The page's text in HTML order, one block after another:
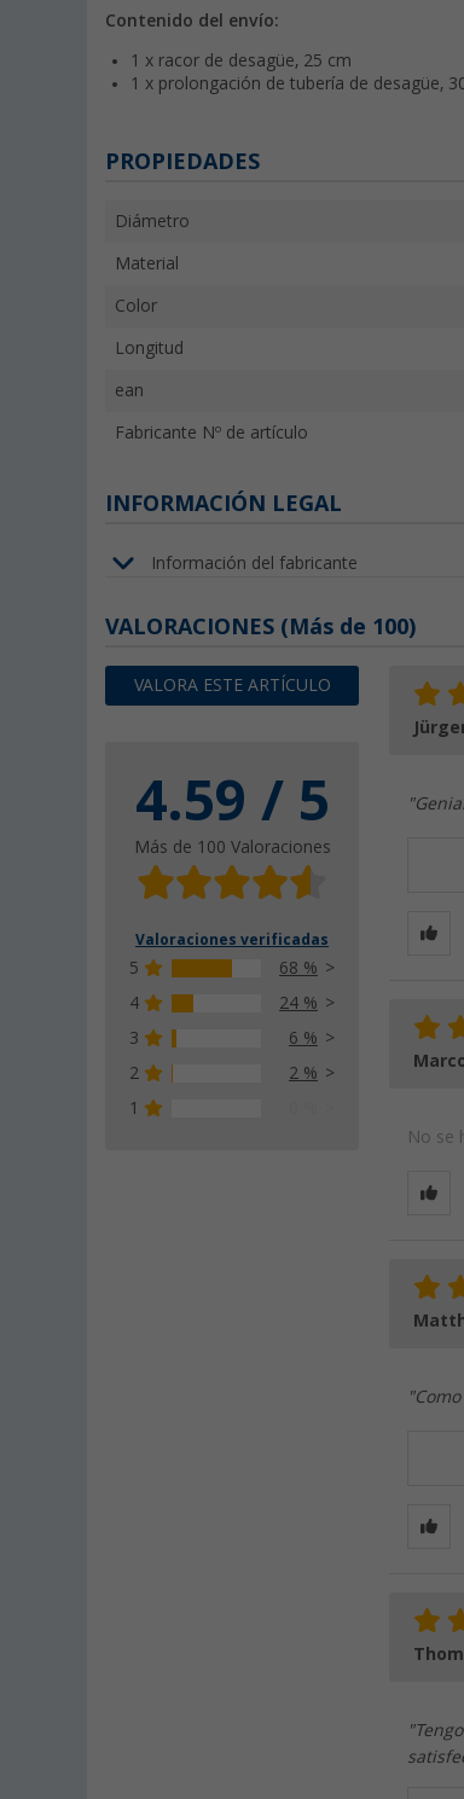
Contenido del envío:
1 x racor de desagüe, 25 cm
1 x prolongación de tubería de desagüe,
PROPIEDADES
Diámetro
Material
Color
Longitud
ean
Fabricante Nº de artículo
INFORMACIÓN LEGAL
Información del fabricante
VALORACIONES (Más de 100)
VALORA ESTE ARTÍCULO
4.59 / 5
Más de 100 Valoraciones
Valoraciones verificadas
5
68 %
4
24 %
3
6 %
2
2 %
1
No se